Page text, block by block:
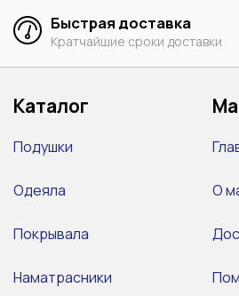
Быстрая доставка
Кратчайшие сроки доставки
Каталог
Подушки
Одеяла
Покрывала
Наматрасники
О